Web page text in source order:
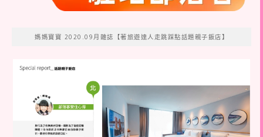
媽媽寶寶 2020.09月雜誌【著旅遊達人走跳踩點話題親子飯店】